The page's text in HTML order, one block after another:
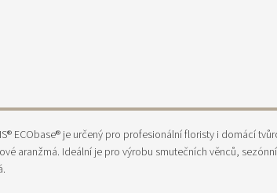
ECObase® je určený pro profesionální floristy i domácí
aranžmá. Ideální je pro výrobu smutečních věnců,